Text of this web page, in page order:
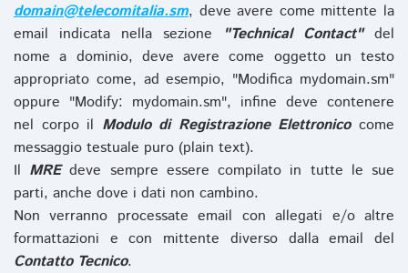
domain@telecomitalia.sm, deve avere come mittente la
email indicata nella sezione
"Technical Contact"del
nome a dominio, deve avere come oggetto un testo
appropriato come, ad esempio, "Modifica mydomain.sm"
oppure "Modify: mydomain.sm", infine deve contenere
nel corpo il Modulo di Registrazione Elettronicocome
messaggio testuale puro (plain text).
Il MREdeve sempre essere compilato in tutte le sue
parti, anche dove i dati non cambino.
Non verranno processate email con allegati e/o altre
formattazioni e con mittente diverso dalla email del
Contatto Tecnico.